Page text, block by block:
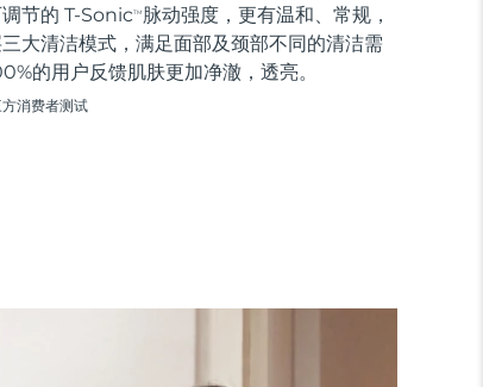
节的 T-SonicTM 脉动强度，更有温和、常规，
大清洁模式，满足面部及颈部不同的清洁需
的用户反馈肌肤更加净澈，透亮。
消费者测试